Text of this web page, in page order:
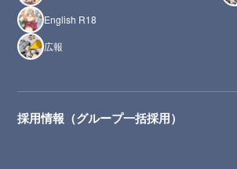
English R18
広報
採用情報（グループ一括採用）